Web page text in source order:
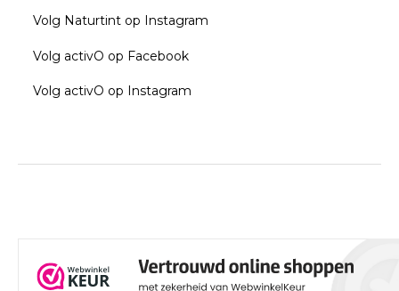
Volg Naturtint op Instagram
Volg activO op Facebook
Volg activO op Instagram